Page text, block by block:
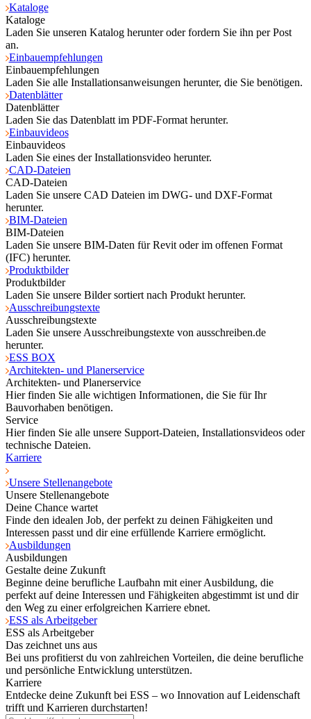
Kataloge
Kataloge
Laden Sie unseren Katalog herunter oder fordern Sie ihn per Post
an.
Einbauempfehlungen
Einbauempfehlungen
Laden Sie alle Installationsanweisungen herunter, die Sie benötigen.
Datenblätter
Datenblätter
Laden Sie das Datenblatt im PDF-Format herunter.
Einbauvideos
Einbauvideos
Laden Sie eines der Installationsvideo herunter.
CAD-Dateien
CAD-Dateien
Laden Sie unsere CAD Dateien im DWG- und DXF-Format
herunter.
BIM-Dateien
BIM-Dateien
Laden Sie unsere BIM-Daten für Revit oder im offenen Format
(IFC) herunter.
Produktbilder
Produktbilder
Laden Sie unsere Bilder sortiert nach Produkt herunter.
Ausschreibungstexte
Ausschreibungstexte
Laden Sie unsere Ausschreibungstexte von ausschreiben.de
herunter.
ESS BOX
Architekten- und Planerservice
Architekten- und Planerservice
Hier finden Sie alle wichtigen Informationen, die Sie für Ihr
Bauvorhaben benötigen.
Service
Hier finden Sie alle unsere Support-Dateien, Installationsvideos oder
technische Dateien.
Karriere
Unsere Stellenangebote
Unsere Stellenangebote
Deine Chance wartet
Finde den idealen Job, der perfekt zu deinen Fähigkeiten und
Interessen passt und dir eine erfüllende Karriere ermöglicht.
Ausbildungen
Ausbildungen
Gestalte deine Zukunft
Beginne deine berufliche Laufbahn mit einer Ausbildung, die
perfekt auf deine Interessen und Fähigkeiten abgestimmt ist und dir
den Weg zu einer erfolgreichen Karriere ebnet.
ESS als Arbeitgeber
ESS als Arbeitgeber
Das zeichnet uns aus
Bei uns profitierst du von zahlreichen Vorteilen, die deine berufliche
und persönliche Entwicklung unterstützen.
Karriere
Entdecke deine Zukunft bei ESS – wo Innovation auf Leidenschaft
trifft und Karrieren durchstarten!